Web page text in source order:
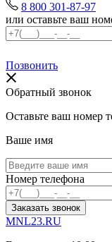
8 800 301-87-97
или оставьте ваш
Позвонить
Обратный звонок
Оставьте ваш номер
Ваше имя
Номер телефона
Заказать звонок
MNL23.RU